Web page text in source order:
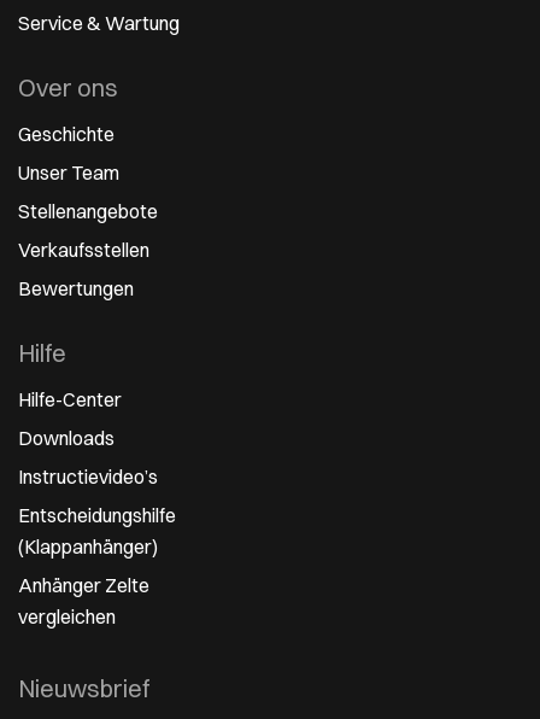
Service & Wartung
Over ons
Geschichte
Unser Team
Stellenangebote
Verkaufsstellen
Bewertungen
Hilfe
Hilfe-Center
Downloads
Instructievideo’s
Entscheidungshilfe
(Klappanhänger)
Anhänger Zelte
vergleichen
Nieuwsbrief